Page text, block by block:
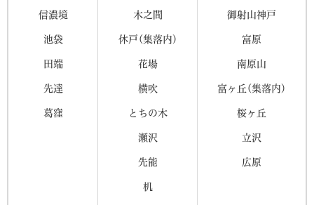
信濃境
池袋
田端
先達
葛窪
木之間
休戸(集落内)
花場
横吹
とちの木
瀬沢
先能
机
御射山神戸
富原
南原山
富ヶ丘(集落内)
桜ヶ丘
立沢
広原